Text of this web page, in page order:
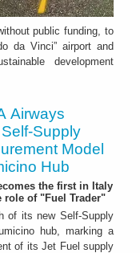
public funding, to
da Vinci” airport and
development
Airways
Supply
Model
Hub
the first in Italy
role of "Fuel Trader"
of its new Self-Supply
hub, marking a
of its Jet Fuel supply